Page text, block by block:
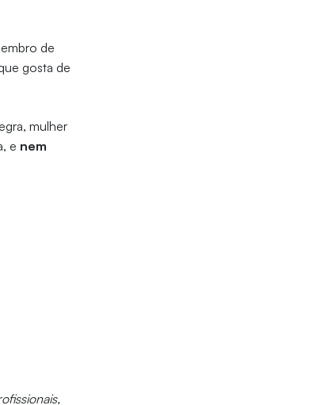
de
gosta de
mulher
e nem